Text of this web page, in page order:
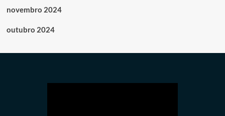
novembro 2024
outubro 2024